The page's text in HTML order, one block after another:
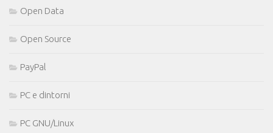
Open Data
Open Source
PayPal
PC e dintorni
PC GNU/Linux